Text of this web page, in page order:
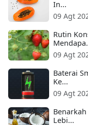
In...
09 Agt
Rutin
09 Agt
Baterai
Ke...
09 Agt
Lebi...